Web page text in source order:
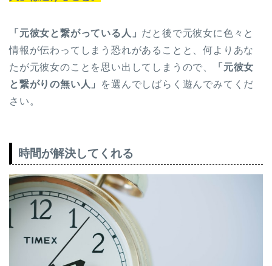
「元彼女と繋がっている人」 だと後で元彼女に色々と
情報が伝わってしまう恐れがあることと、何よりあな
たが元彼女のことを思い出してしまうので、
「元彼女
と繋がりの無い人」
を選んでしばらく遊んでみてくだ
さい。
時間が解決してくれる